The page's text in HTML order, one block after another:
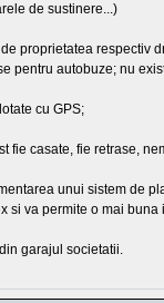
de sustinere...)
proprietatea respectiv
pentru autobuze; nu
cu GPS;
fie casate, fie retrase,
unui sistem de
si va permite o mai
garajul societatii.